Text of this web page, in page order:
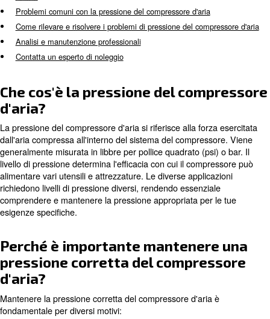
Questa guida completa approfondirà le complessità
del compressore d'aria, i problemi comuni e come
garantire un funzionamento efficiente e affidabile del
Approfondiamo:
Che cos'è la pressione del compressore d'aria?
Perché è importante mantenere una pressione corretta
d'aria?
Problemi comuni con la pressione del compressore d'aria
Come rilevare e risolvere i problemi di pressione del
Analisi e manutenzione professionali
Contatta un esperto di noleggio
Che cos'è la pressione del
d'aria?
La pressione del compressore d'aria si riferisce alla
dall'aria compressa all'interno del sistema del